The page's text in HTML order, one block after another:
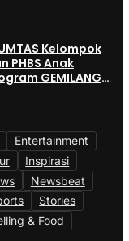
Kelompok
PHBS Anak
GEMILANG
Entertainment
Inspirasi
Newsbeat
Stories
& Food